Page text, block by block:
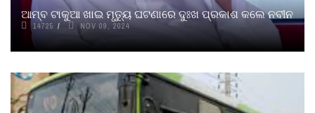
ଆମ୍ବ ଟାକୁଆ ଖାଇ ମୃତ୍ୟୁ ଘଟଣାରେ ଦୁଃଖ ପ୍ରକାଶ କଲେ ନବୀନ
14725 NOV 09, 2024